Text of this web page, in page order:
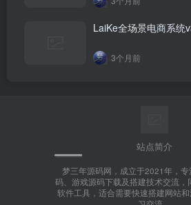
LaiKe全场景电商系统
3个月前
站点简介
梦三年源码网，成立于2021年，
码、游戏源码下载及搭建技术交流，
软件工具，适合需要快速搭建网站